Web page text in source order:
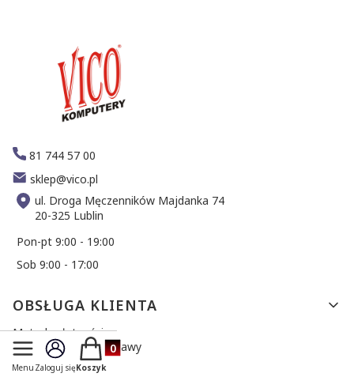
81 744 57 00
sklep@vico.pl
ul. Droga Męczenników Majdanka 74
20-325 Lublin
Pon-pt 9:00 - 19:00
Sob 9:00 - 17:00
Linki w stopce
OBSŁUGA KLIENTA
Metody płatności
Sposoby i koszt dostawy
Zwroty i reklamacje
Menu Zaloguj się
Produkty w koszyku: 0. Zobacz szczegóły
Koszyk